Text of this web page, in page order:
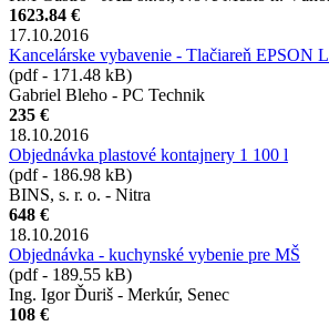
1623.84 €
17.10.2016
Kancelárske vybavenie - Tlačiareň EPSON
(pdf - 171.48 kB)
Gabriel Bleho - PC Technik
235 €
18.10.2016
Objednávka plastové kontajnery 1 100 l
(pdf - 186.98 kB)
BINS, s. r. o. - Nitra
648 €
18.10.2016
Objednávka - kuchynské vybenie pre MŠ
(pdf - 189.55 kB)
Ing. Igor Ďuriš - Merkúr, Senec
108 €